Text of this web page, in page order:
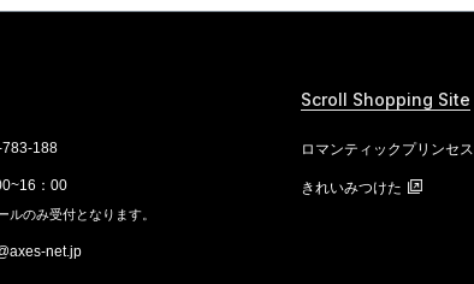
188
：00
ルのみ受付となります。
net.jp
Scroll Shopping Site
ロマンティックプリンセス
きれいみつけた